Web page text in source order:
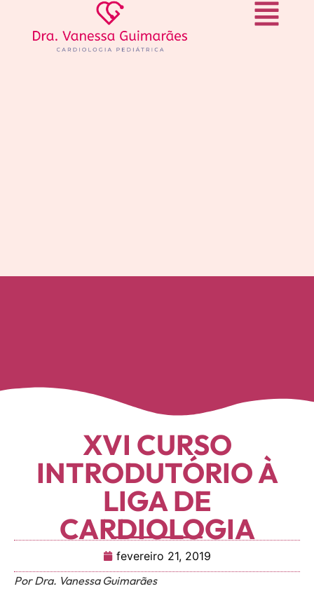
XVI CURSO
INTRODUTÓRIO À
LIGA DE
CARDIOLOGIA
fevereiro 21, 2019
Por Dra. Vanessa Guimarães